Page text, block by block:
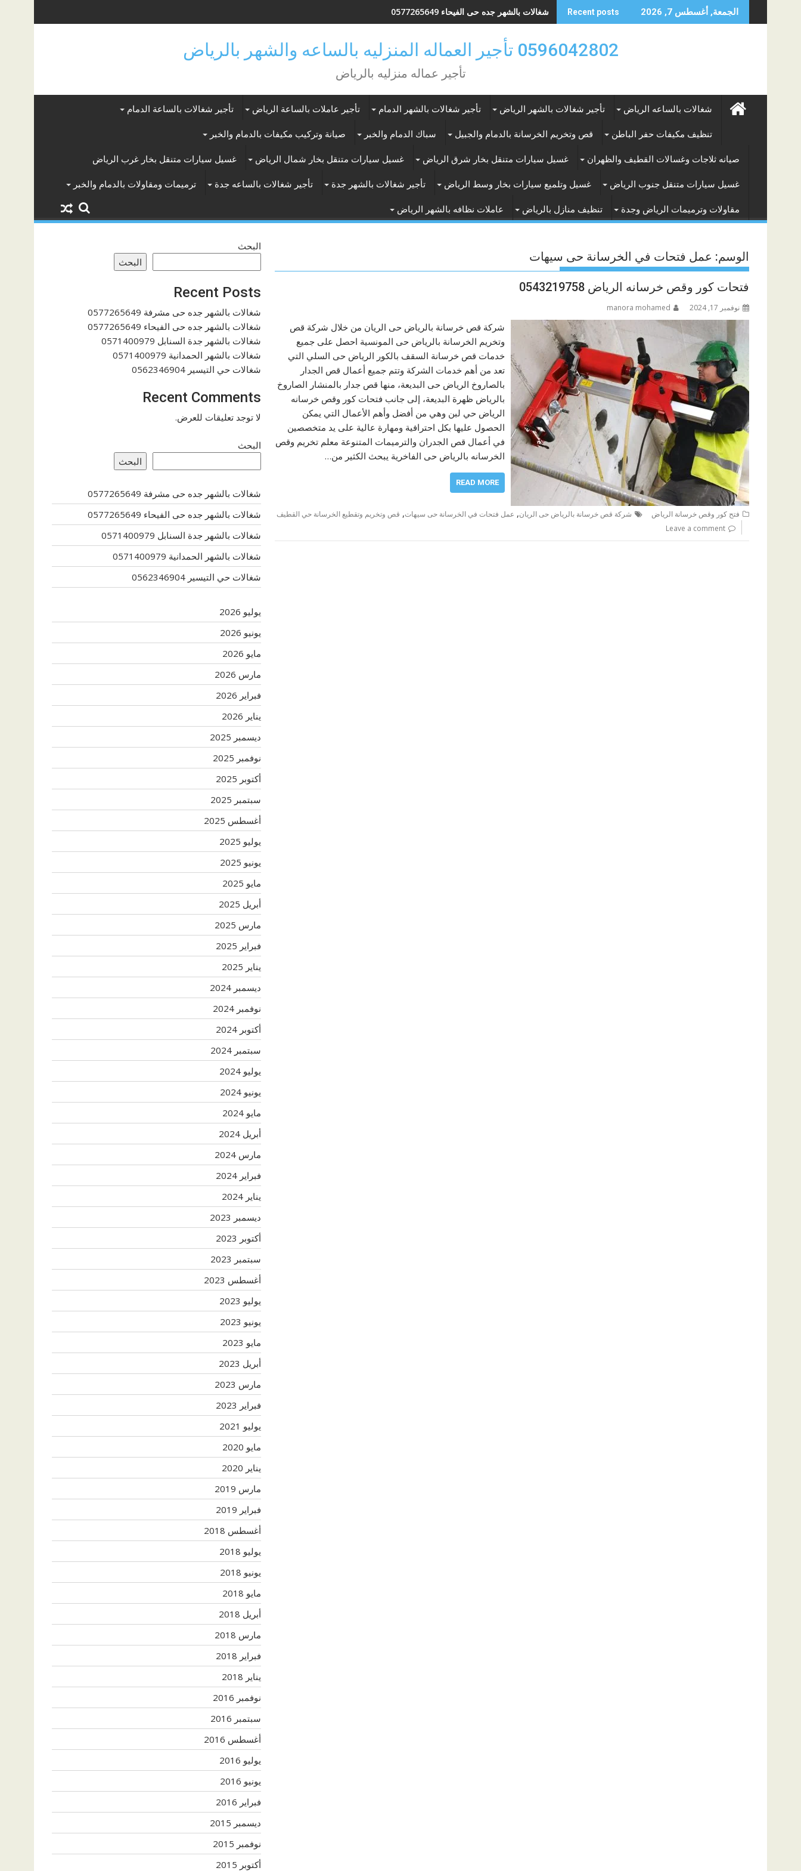
to
الجمعة, أغسطس 7, 2026 Recent posts شغالات بالشهر جده حى الفيحاء 0577265649
0596042802 تأجير العماله المنزليه بالساعه والشهر بالرياض
تأجير عماله منزليه بالرياض
شغالات بالساعه الرياض تأجير شغالات بالشهر الرياض تأجير شغالات بالشهر الدمام تأجير عاملات بالساعة الرياض تأجير شغالات بالساعة الدمام
تنظيف مكيفات حفر الباطن قص وتخريم الخرسانة بالدمام والجبيل سباك الدمام والخبر صيانة وتركيب مكيفات بالدمام والخبر
صيانه ثلاجات وغسالات القطيف والظهران غسيل سيارات متنقل بخار شرق الرياض غسيل سيارات متنقل بخار شمال الرياض غسيل سيارات متنقل بخار غرب الرياض
غسيل سيارات متنقل جنوب الرياض غسيل وتلميع سيارات بخار وسط الرياض تأجير شغالات بالشهر جدة تأجير شغالات بالساعه جدة ترميمات ومقاولات بالدمام والخبر
مقاولات وترميمات الرياض وجدة تنظيف منازل بالرياض عاملات نظافه بالشهر الرياض
الوسم: عمل فتحات في الخرسانة حى سيهات
فتحات كور وقص خرسانه الرياض 0543219758
نوفمبر 17, 2024 manora mohamed
شركة قص خرسانة بالرياض حى الريان من خلال شركة قص
وتخريم الخرسانة بالرياض حى المونسية احصل على جميع
خدمات قص خرسانة السقف بالكور الرياض حى السلي التي
تعد من أهم خدمات الشركة وتتم جميع أعمال قص الجدار
بالصاروخ الرياض حى البديعة، منها قص جدار بالمنشار الصاروخ
بالرياض ظهرة البديعة، إلى جانب فتحات كور وقص خرسانه
الرياض حي لبن وهي من أفضل وأهم الأعمال التي يمكن
الحصول عليها بكل احترافية ومهارة عالية على يد متخصصين
في أعمال قص الجدران والترميمات المتنوعة معلم تخريم وقص
الخرسانه بالرياض حى الفاخرية يبحث الكثير من…
READ MORE
فتح كور وقص خرسانة الرياض شركة قص خرسانة بالرياض حى الريان, عمل فتحات في الخرسانة حى سيهات, قص وتخريم وتقطيع الخرسانة حي القطيف
Leave a comment
البحث
البحث
Recent Posts
شغالات بالشهر جده حى مشرفة 0577265649
شغالات بالشهر جده حى الفيحاء 0577265649
شغالات بالشهر جدة السنابل 0571400979
شغالات بالشهر الحمدانية 0571400979
شغالات حي التيسير 0562346904
Recent Comments
لا توجد تعليقات للعرض.
البحث
البحث
شغالات بالشهر جده حى مشرفة 0577265649
شغالات بالشهر جده حى الفيحاء 0577265649
شغالات بالشهر جدة السنابل 0571400979
شغالات بالشهر الحمدانية 0571400979
شغالات حي التيسير 0562346904
يوليو 2026
يونيو 2026
مايو 2026
مارس 2026
فبراير 2026
يناير 2026
ديسمبر 2025
نوفمبر 2025
أكتوبر 2025
سبتمبر 2025
أغسطس 2025
يوليو 2025
يونيو 2025
مايو 2025
أبريل 2025
مارس 2025
فبراير 2025
يناير 2025
ديسمبر 2024
نوفمبر 2024
أكتوبر 2024
سبتمبر 2024
يوليو 2024
يونيو 2024
مايو 2024
أبريل 2024
مارس 2024
فبراير 2024
يناير 2024
ديسمبر 2023
أكتوبر 2023
سبتمبر 2023
أغسطس 2023
يوليو 2023
يونيو 2023
مايو 2023
أبريل 2023
مارس 2023
فبراير 2023
يوليو 2021
مايو 2020
يناير 2020
مارس 2019
فبراير 2019
أغسطس 2018
يوليو 2018
يونيو 2018
مايو 2018
أبريل 2018
مارس 2018
فبراير 2018
يناير 2018
نوفمبر 2016
سبتمبر 2016
أغسطس 2016
يوليو 2016
يونيو 2016
فبراير 2016
ديسمبر 2015
نوفمبر 2015
أكتوبر 2015